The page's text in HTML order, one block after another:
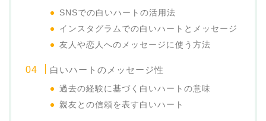
SNSでの白いハートの活用法
インスタグラムでの白いハートとメッセージ
友人や恋人へのメッセージに使う方法
白いハートのメッセージ性
過去の経験に基づく白いハートの意味
親友との信頼を表す白いハート